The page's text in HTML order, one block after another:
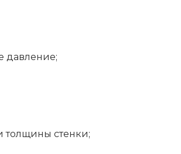
давление;
толщины стенки;